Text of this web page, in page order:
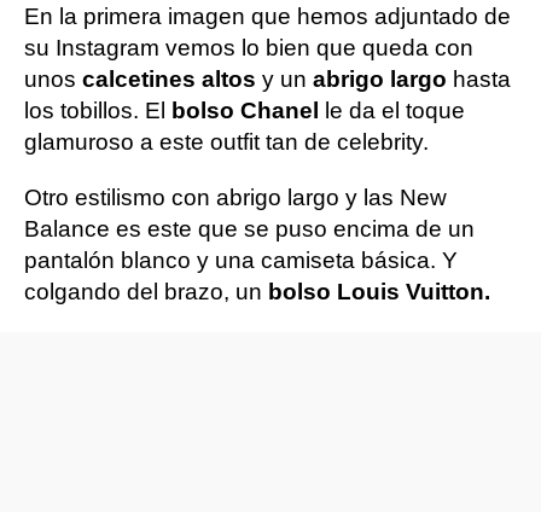
En la primera imagen que hemos adjuntado de
su Instagram vemos lo bien que queda con
unos calcetines altos y un abrigo largo hasta
los tobillos. El
bolso Chanel
le da el toque
glamuroso a este outfit tan de celebrity.
Otro estilismo con abrigo largo y las New
Balance es este que se puso encima de un
pantalón blanco y una camiseta básica. Y
colgando del brazo, un bolso Louis Vuitton.